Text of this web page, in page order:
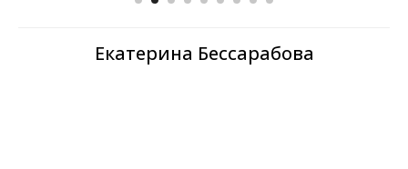
Екатерина Бессарабова